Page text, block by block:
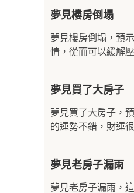
夢見樓房倒塌
夢見樓房倒塌，預
情，從而可以緩解
夢見買了大房子
夢見買了大房子，
的運勢不錯，財運
夢見老房子漏雨
夢見老房子漏雨，